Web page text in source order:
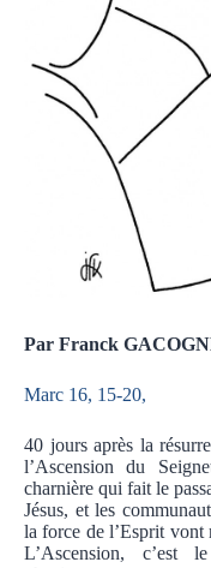
Par Franck
Marc 16, 15-20,
40 jours après la
l’Ascension du
charnière qui fait le
Jésus, et les
la force de l’Esprit vont
L’Ascension, c’est